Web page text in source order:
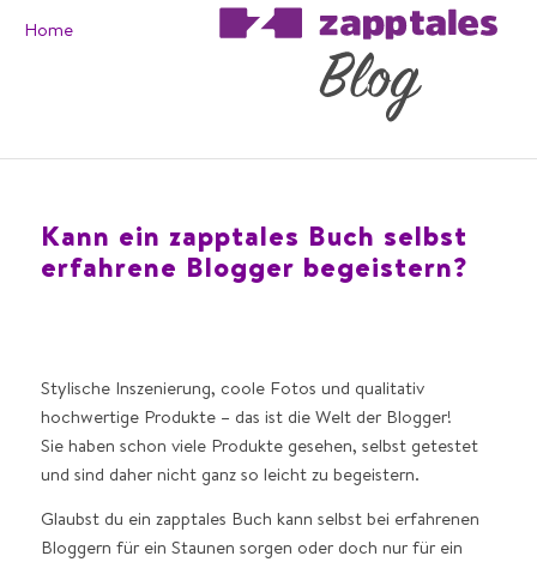
Home
Kann ein zapptales Buch selbst
erfahrene Blogger begeistern?
Stylische Inszenierung, coole Fotos und qualitativ
hochwertige Produkte – das ist die Welt der Blogger!
Sie haben schon viele Produkte gesehen, selbst getestet
und sind daher nicht ganz so leicht zu begeistern.
Glaubst du ein zapptales Buch kann selbst bei erfahrenen
Bloggern für ein Staunen sorgen oder doch nur für ein